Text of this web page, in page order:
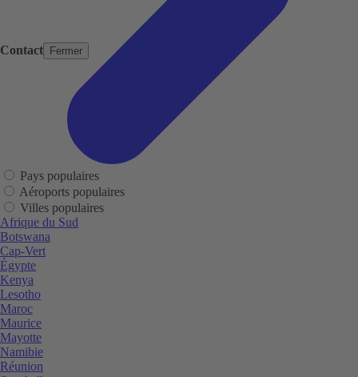
Contact Fermer
Pays populaires
Aéroports populaires
Villes populaires
Afrique du Sud
Botswana
Cap-Vert
Égypte
Kenya
Lesotho
Maroc
Maurice
Mayotte
Namibie
Réunion